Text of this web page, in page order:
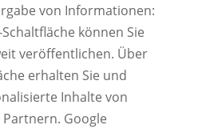
von Informationen:
können Sie
veröffentlichen. Über
erhalten Sie und
Inhalte von
Google